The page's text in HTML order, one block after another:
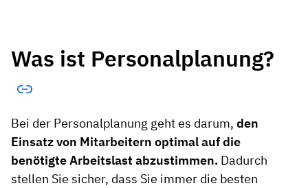
Was ist Personalplanung?
Bei der Personalplanung geht es darum, den
Einsatz von Mitarbeitern optimal auf die
benötigte Arbeitslast abzustimmen. Dadurch
stellen Sie sicher, dass Sie immer die besten